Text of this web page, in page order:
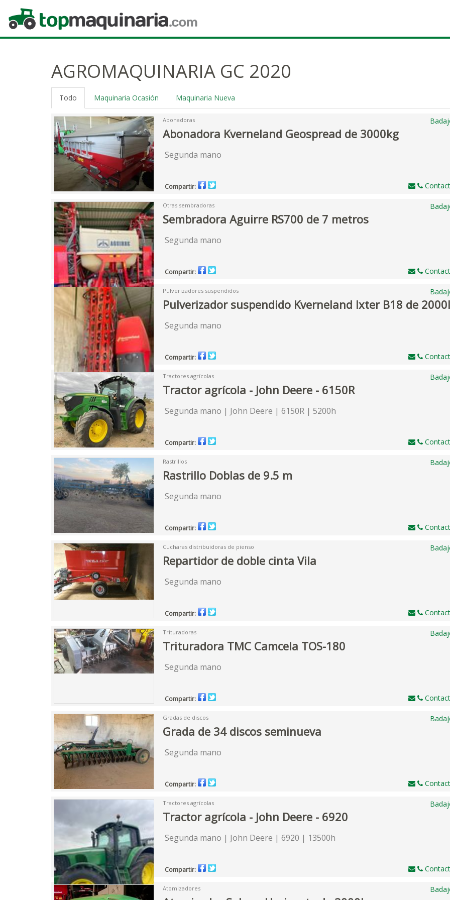
Topmaquinaria.com
AGROMAQUINARIA GC 2020
Todo Maquinaria Ocasión Maquinaria Nueva
Abonadoras
Abonadora Kverneland Geospread de 3000kg
Segunda mano
Compartir:
Otras sembradoras
Sembradora Aguirre RS700 de 7 metros
Segunda mano
Compartir:
Pulverizadores suspendidos
Pulverizador suspendido Kverneland Ixter B18 de 2000l
Segunda mano
Compartir:
Tractores agrícolas
Tractor agrícola - John Deere - 6150R
Segunda mano | John Deere | 6150R | 5200h
Compartir:
Rastrillos
Rastrillo Doblas de 9.5 m
Segunda mano
Compartir:
Cucharas distribuidoras de pienso
Repartidor de doble cinta Vila
Segunda mano
Compartir:
Trituradoras
Trituradora TMC Camcela TOS-180
Segunda mano
Compartir:
Gradas de discos
Grada de 34 discos seminueva
Segunda mano
Compartir:
Tractores agrícolas
Tractor agrícola - John Deere - 6920
Segunda mano | John Deere | 6920 | 13500h
Compartir:
Atomizadores